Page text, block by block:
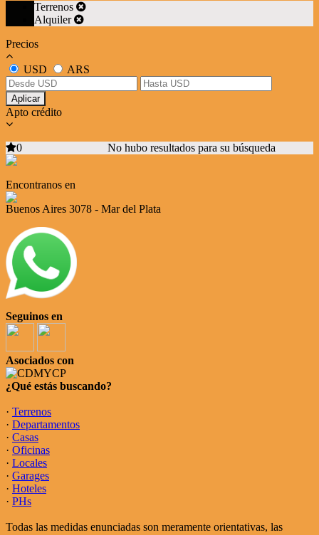
Terrenos
Alquiler
Precios
USD ARS
Aplicar
Apto crédito
No hubo resultados para su búsqueda
0
Encontranos en
Buenos Aires 3078 - Mar del Plata
Seguinos en
Asociados con
¿Qué estás buscando?
· Terrenos
· Departamentos
· Casas
· Oficinas
· Locales
· Garages
· Hoteles
· PHs
Todas las medidas enunciadas son meramente orientativas, las